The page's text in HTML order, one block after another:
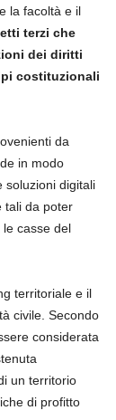
la facoltà e il
terzi che
dei diritti
costituzionali
da
in modo
soluzioni digitali
tali da poter
casse del
territoriale e il
civile. Secondo
considerata
un territorio
di profitto